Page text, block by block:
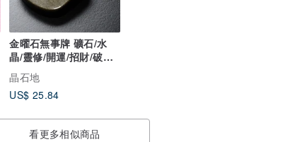
金曜石無事牌 礦石/水
晶/靈修/開運/招財/破煞/
防小人
晶石地
US$ 25.84
看更多相似商品